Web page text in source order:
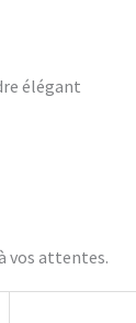
élégant
vos attentes.